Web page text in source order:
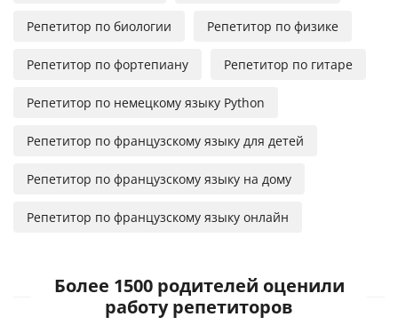
Репетитор по биологии Репетитор по физике
Репетитор по фортепиану Репетитор по гитаре
Репетитор по немецкому языку Python
Репетитор по французскому языку для детей
Репетитор по французскому языку на дому
Репетитор по французскому языку онлайн
Более 1500 родителей оценили
работу репетиторов